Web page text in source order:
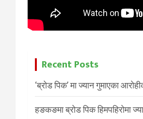
Recent Posts
‘ब्रोड पिक’ मा ज्यान गुमाएका
हङकङमा ब्रोड पिक हिमपहिरोमा